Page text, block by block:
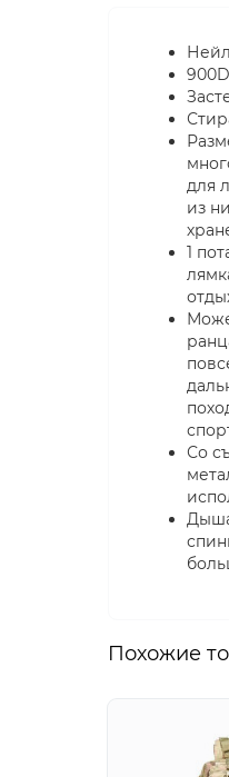
для
из
1
Со
Похожие